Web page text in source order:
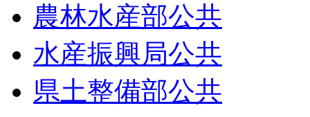
農林水産部公共
水産振興局公共
県土整備部公共